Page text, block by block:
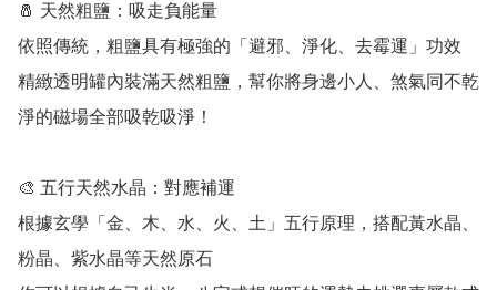
🧂 天然粗鹽：吸走負能量
依照傳統，粗鹽具有極強的「避邪、淨化、去霉運」功效
精緻透明罐內裝滿天然粗鹽，幫你將身邊小人、煞氣同不乾
淨的磁場全部吸乾吸淨！
🎨 五行天然水晶：對應補運
根據玄學「金、木、水、火、土」五行原理，搭配黃水晶、
粉晶、紫水晶等天然原石